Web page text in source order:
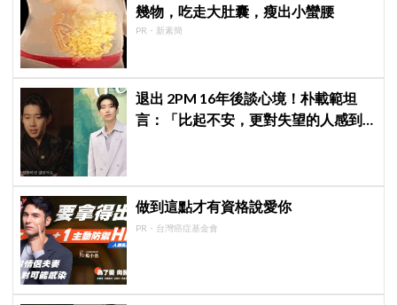
幾物，吃走大肚囊，瘦出小蠻腰
PR・新素簡
退出 2PM 16年後談心境！朴載範坦
言：「比起不安，更對失望的人感到
做到這點才有資格說愛你
PR・台灣癌症基金會